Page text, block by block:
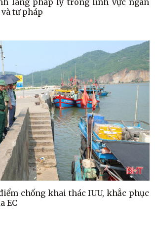
tư pháp
chống khai thác IUU, khắc phục
EC